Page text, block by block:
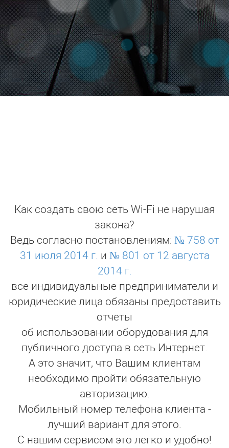
Как создать свою сеть Wi-Fi не нарушая
закона?
Ведь согласно постановлениям: № 758 от
31 июля 2014 г. и № 801 от 12 августа
2014 г.
все индивидуальные предприниматели и
юридические лица обязаны предоставить
отчеты
об использовании оборудования для
публичного доступа в сеть Интернет.
А это значит, что Вашим клиентам
необходимо пройти обязательную
авторизацию.
Мобильный номер телефона клиента -
лучший вариант для этого.
С нашим сервисом это легко и удобно!